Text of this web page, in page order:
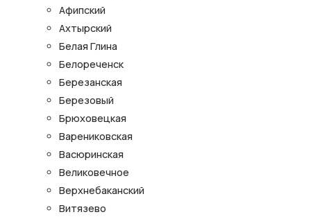
Афипский
Ахтырский
Белая Глина
Белореченск
Березанская
Березовый
Брюховецкая
Варениковская
Васюринская
Великовечное
Верхнебаканский
Витязево